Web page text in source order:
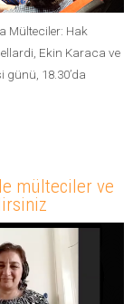
Mülteciler: Hak
Ekin Karaca ve
günü, 18.30’da
mülteciler ve